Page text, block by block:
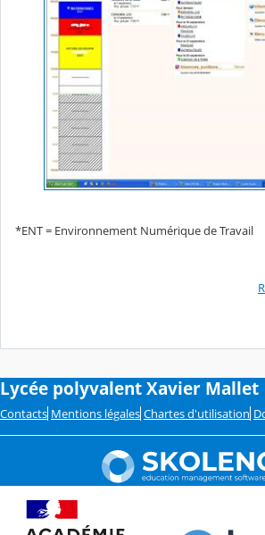
*ENT = Environnement Numérique de Travail
Lycée polyvalent Xavier Mallet
Contacts Mentions légales Chartes d'utilisation